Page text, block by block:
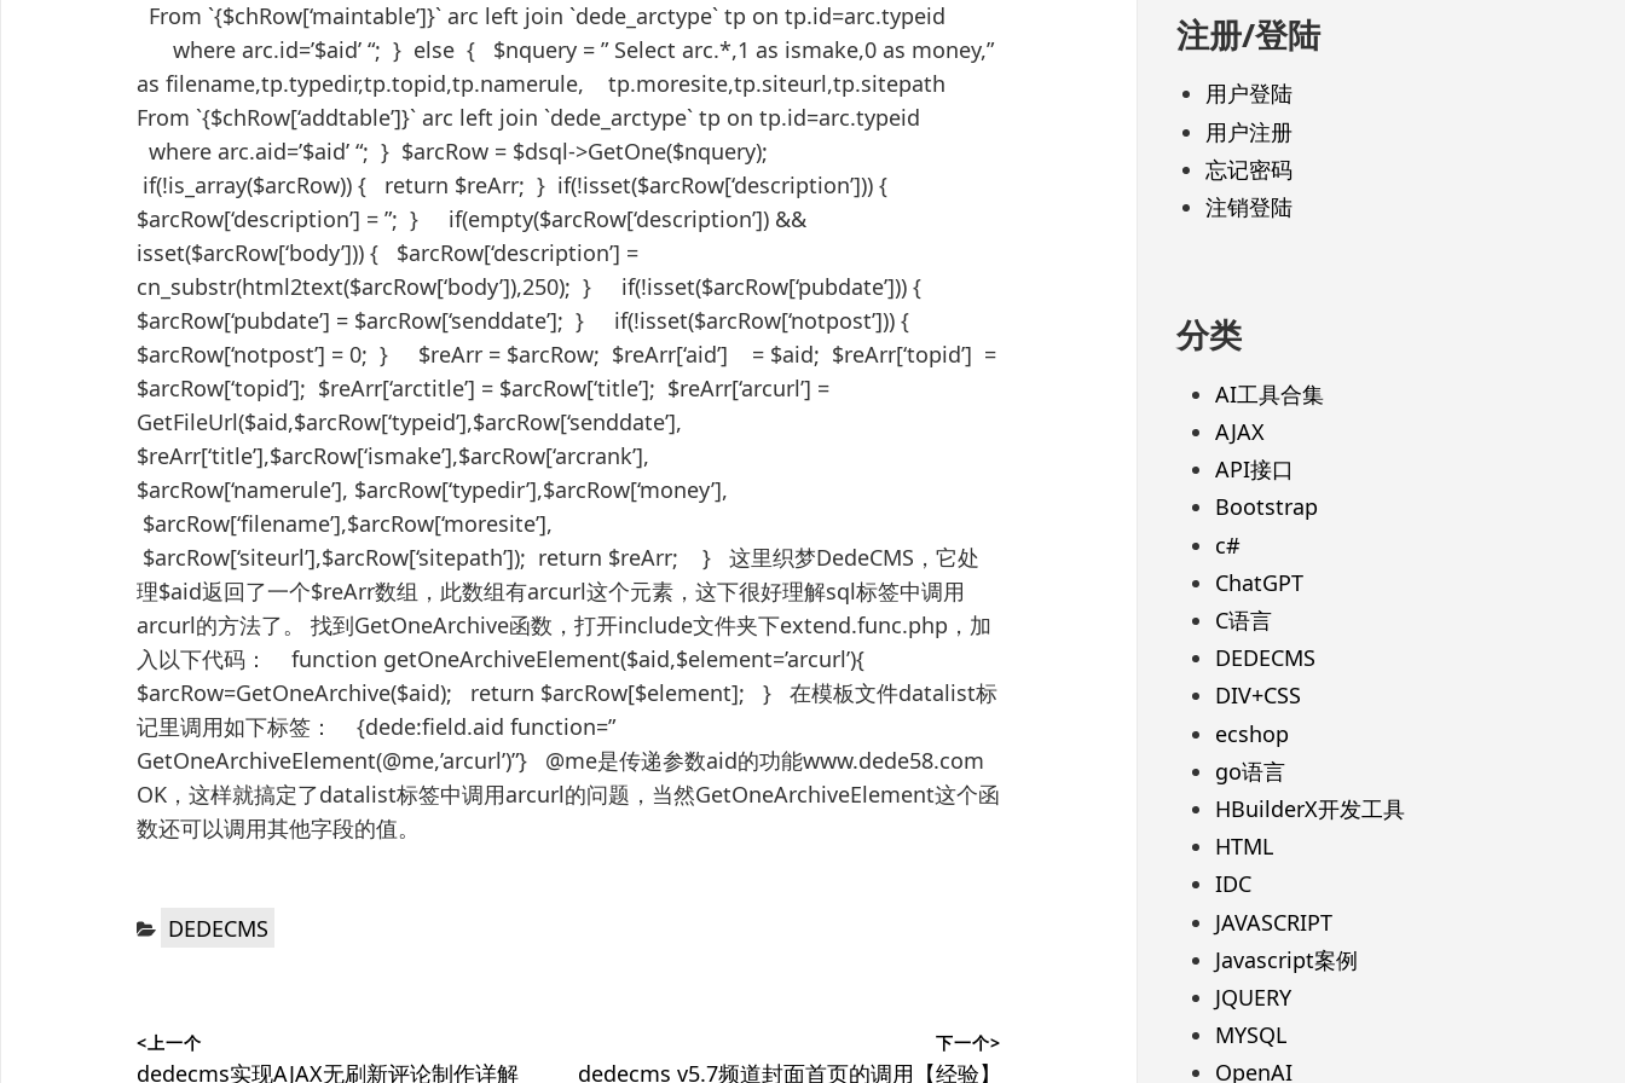
From `{$chRow[‘maintable’]}` arc left join `dede_arctype` tp on tp.id=arc.typeid
where arc.id=’$aid’ “; } else { $nquery = ” Select arc.*,1 as ismake,0 as money,”
as filename,tp.typedir,tp.topid,tp.namerule, tp.moresite,tp.siteurl,tp.sitepath
From `{$chRow[‘addtable’]}` arc left join `dede_arctype` tp on tp.id=arc.typeid
where arc.aid=’$aid’ “; } $arcRow = $dsql->GetOne($nquery);
if(!is_array($arcRow)) { return $reArr; } if(!isset($arcRow[‘description’])) {
$arcRow[‘description’] = ”; } if(empty($arcRow[‘description’]) &&
isset($arcRow[‘body’])) { $arcRow[‘description’] =
cn_substr(html2text($arcRow[‘body’]),250); } if(!isset($arcRow[‘pubdate’])) {
$arcRow[‘pubdate’] = $arcRow[‘senddate’]; } if(!isset($arcRow[‘notpost’])) {
$arcRow[‘notpost’] = 0; } $reArr = $arcRow; $reArr[‘aid’] = $aid; $reArr[‘topid’] =
$arcRow[‘topid’]; $reArr[‘arctitle’] = $arcRow[‘title’]; $reArr[‘arcurl’] =
GetFileUrl($aid,$arcRow[‘typeid’],$arcRow[‘senddate’],
$reArr[‘title’],$arcRow[‘ismake’],$arcRow[‘arcrank’],
$arcRow[‘namerule’], $arcRow[‘typedir’],$arcRow[‘money’],
$arcRow[‘filename’],$arcRow[‘moresite’],
$arcRow[‘siteurl’],$arcRow[‘sitepath’]); return $reArr; } 这里织梦DedeCMS，它处
理$aid返回了一个$reArr数组，此数组有arcurl这个元素，这下很好理解sql标签中调用
arcurl的方法了。 找到GetOneArchive函数，打开include文件夹下extend.func.php，加
入以下代码： function getOneArchiveElement($aid,$element=’arcurl’){
$arcRow=GetOneArchive($aid); return $arcRow[$element]; } 在模板文件datalist标
记里调用如下标签： {dede:field.aid function=”
GetOneArchiveElement(@me,’arcurl’)”} @me是传递参数aid的功能www.dede58.com
OK，这样就搞定了datalist标签中调用arcurl的问题，当然GetOneArchiveElement这个函
数还可以调用其他字段的值。
分 DEDECMS
章
<上一个
上
dedecms实现AJAX无刷新评论制作详解
下一个>
下
dedecms v5.7频道封面首页的调用【经验】
注册/登陆
用户登陆
用户注册
忘记密码
注销登陆
分类
AI工具合集
AJAX
API接口
Bootstrap
c#
ChatGPT
C语言
DEDECMS
DIV+CSS
ecshop
go语言
HBuilderX开发工具
HTML
IDC
JAVASCRIPT
Javascript案例
JQUERY
MYSQL
OpenAI